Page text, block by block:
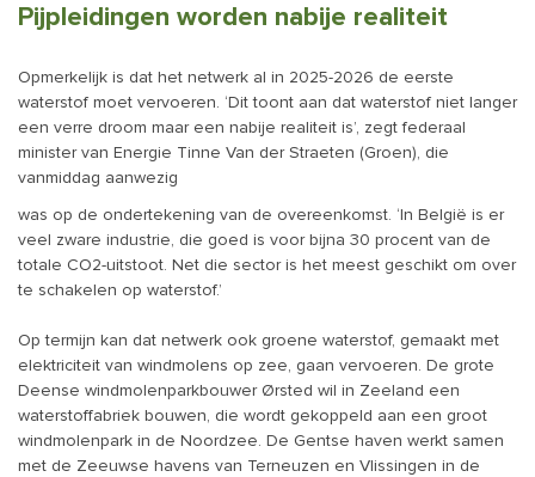
Pijpleidingen worden nabije realiteit
Opmerkelijk is dat het netwerk al in 2025-2026 de eerste
waterstof moet vervoeren. ‘Dit toont aan dat waterstof niet langer
een verre droom maar een nabije realiteit is’, zegt federaal
minister van Energie Tinne Van der Straeten (Groen), die
vanmiddag aanwezig
was op de ondertekening van de overeenkomst. ‘In België is er
veel zware industrie, die goed is voor bijna 30 procent van de
totale CO2-uitstoot. Net die sector is het meest geschikt om over
te schakelen op waterstof.’
Op termijn kan dat netwerk ook groene waterstof, gemaakt met
elektriciteit van windmolens op zee, gaan vervoeren. De grote
Deense windmolenparkbouwer Ørsted wil in Zeeland een
waterstoffabriek bouwen, die wordt gekoppeld aan een groot
windmolenpark in de Noordzee. De Gentse haven werkt samen
met de Zeeuwse havens van Terneuzen en Vlissingen in de